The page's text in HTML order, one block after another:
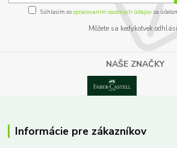
Súhlasím sospracovaním osobných údajov za
Môžete sa kedykoľvek
NAŠE ZNAČKY
Informácie pre zákazníkov